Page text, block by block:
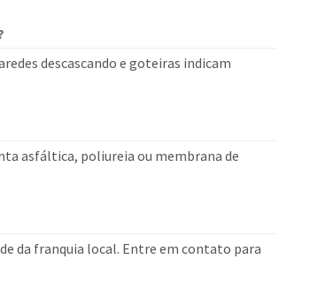
descascando e goteiras indicam
asfáltica, poliureia ou membrana de
da franquia local. Entre em contato para